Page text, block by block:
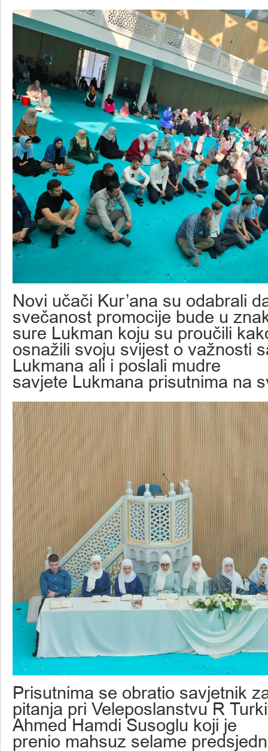
Novi učači Kur’ana su odabrali
svečanost promocije bude u
sure Lukman koju su proučili
osnažili svoju svijest o važnosti
Lukmana ali i poslali mudre
savjete Lukmana prisutnima na
Prisutnima se obratio savjetnik
pitanja pri Veleposlanstvu R
Ahmed Hamdi Susoglu koji je
prenio mahsuz selame